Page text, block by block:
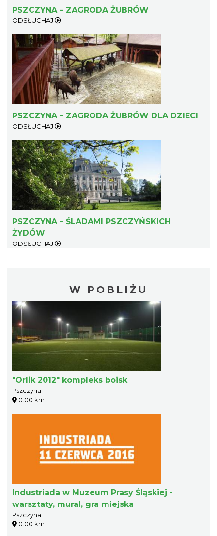
PSZCZYNA – ZAGRODA ŻUBRÓW
ODSŁUCHAJ
PSZCZYNA – ZAGRODA ŻUBRÓW DLA DZIECI
ODSŁUCHAJ
PSZCZYNA – ŚLADAMI PSZCZYŃSKICH
ŻYDÓW
ODSŁUCHAJ
W POBLIŻU
"Orlik 2012" kompleks boisk
Pszczyna
0.00 km
Industriada w Muzeum Prasy Śląskiej -
warsztaty, mural, gra miejska
Pszczyna
0.00 km